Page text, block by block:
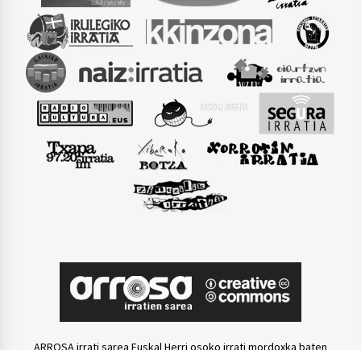
ARROSA irrati sarea Euskal Herri osoko irrati mordoxka baten